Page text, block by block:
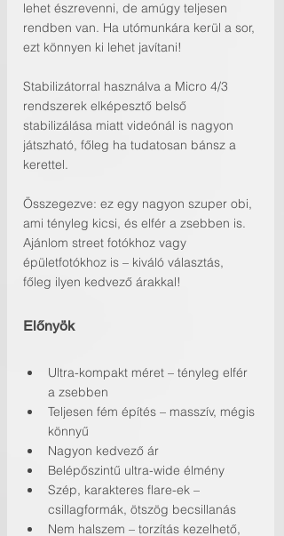
lehet észrevenni, de amúgy teljesen
rendben van. Ha utómunkára kerül a sor,
ezt könnyen ki lehet javítani!
Stabilizátorral használva a Micro 4/3
rendszerek elképesztő belső
stabilizálása miatt videónál is nagyon
játszható, főleg ha tudatosan bánsz a
kerettel.
Összegezve: ez egy nagyon szuper obi,
ami tényleg kicsi, és elfér a zsebben is.
Ajánlom street fotókhoz vagy
épületfotókhoz is – kiváló választás,
főleg ilyen kedvező árakkal!
Előnyök
Ultra-kompakt méret – tényleg elfér
a zsebben
Teljesen fém építés – masszív, mégis
könnyű
Nagyon kedvező ár
Belépőszintű ultra-wide élmény
Szép, karakteres flare-ek –
csillagformák, ötszög becsillanás
Nem halszem – torzítás kezelhető,